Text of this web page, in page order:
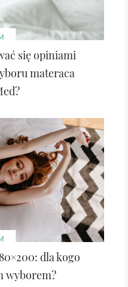
się opiniami
materaca
dla kogo
wyborem?